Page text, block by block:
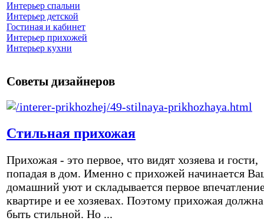
Интерьер спальни
Интерьер детской
Гостиная и кабинет
Интерьер прихожей
Интерьер кухни
Советы дизайнеров
Стильная прихожая
Прихожая - это первое, что видят хозяева и гости,
попадая в дом. Именно с прихожей начинается
домашний уют и складывается первое
квартире и ее хозяевах. Поэтому прихожая должна
быть стильной. Но ...